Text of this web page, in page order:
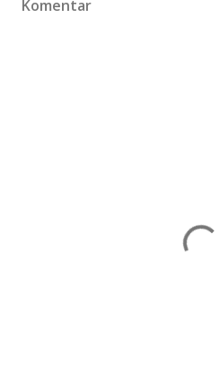
Komentar